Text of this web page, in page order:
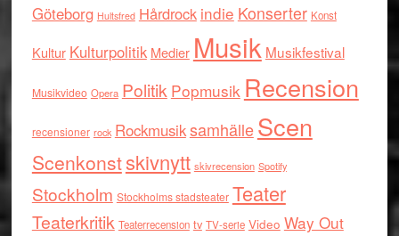
Göteborg Hultsfred Hårdrock indie Konserter Konst
Kultur Kulturpolitik Medier Musik Musikfestival
Musikvideo Opera Politik Popmusik Recension
recensioner rock RockmusiksamhälleScen
Scenkonstskivnytt skivrecension Spotify
Stockholm Stockholms stadsteater Teater
Teaterkritik Teaterrecension tv TV-serie Video Way Out